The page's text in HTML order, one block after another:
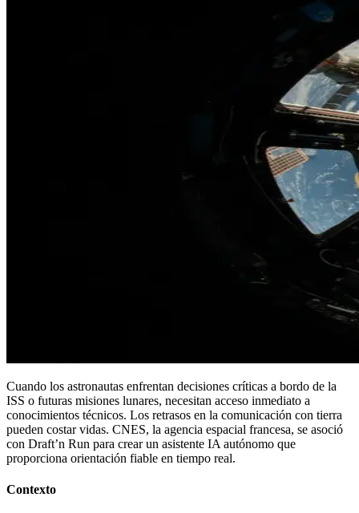
Cuando los astronautas enfrentan decisiones críticas a bordo de la
ISS o futuras misiones lunares, necesitan acceso inmediato a
conocimientos técnicos. Los retrasos en la comunicación con tierra
pueden costar vidas. CNES, la agencia espacial francesa, se asoció
con Draft’n Run para crear un asistente IA autónomo que
proporciona orientación fiable en tiempo real.
Contexto